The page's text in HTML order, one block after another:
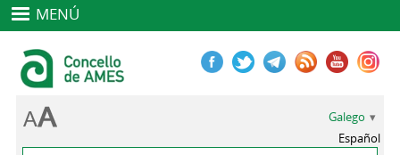
MENÚ
Galego
Español